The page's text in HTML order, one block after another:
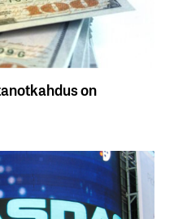
on